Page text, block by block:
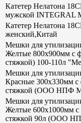
Катетер Нелатона
мужской INTEGRAL
Катетер Нелатона
женский,Китай
Мешки для
Желтые 800х900мм с
стяжкой) 100-110л
Мешки для
Красные 300х330мм с
стяжкой (ООО НПФ
Мешки для
Желтые 600х1000мм с
стяжкой 90л (ООО